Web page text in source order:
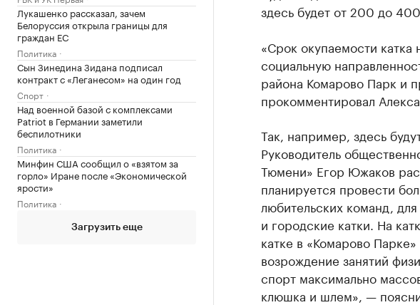
Лукашенко рассказал, зачем
Белоруссия открыла границы для
граждан ЕС
Политика
Сын Зинедина Зидана подписал
контракт с «Леганесом» на один год
Спорт
Над военной базой с комплексами
Patriot в Германии заметили
беспилотники
Политика
Минфин США сообщил о «взятом за
горло» Иране после «Экономической
ярости»
Политика
Загрузить еще
здесь будет от 200 до
«Срок окупаемости катка
социальную
района Комарово Парк и
прокомментировал
Так, например, здесь
Руководитель
Тюмени» Егор Южаков
планируется провести
любительских команд,
и городские катки. На
катке в «Комарово
возрождение занятий
спорт максимально
клюшка и шлем», —